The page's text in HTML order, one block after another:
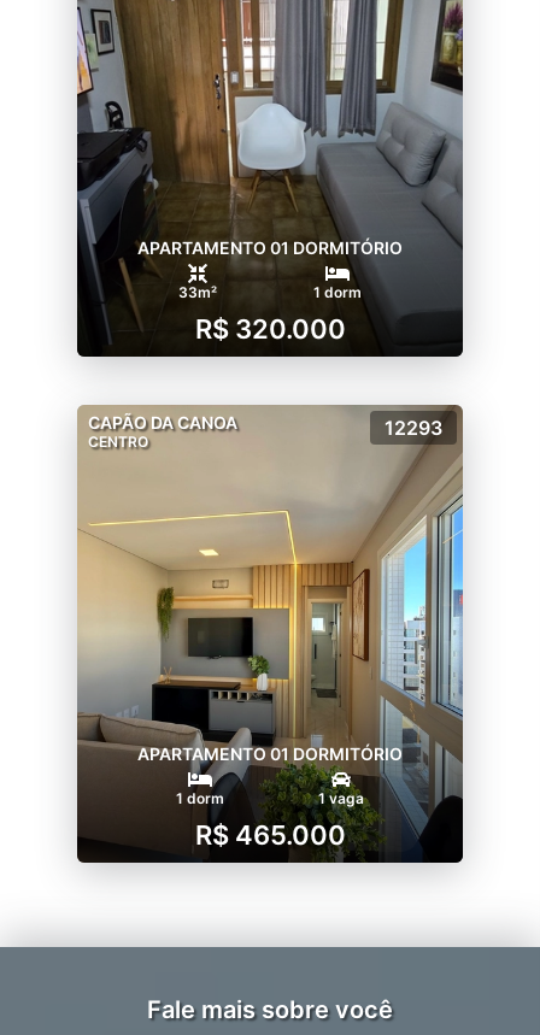
APARTAMENTO 01 DORMITÓRIO
33m² 1 dorm
R$ 320.000
CAPÃO DA CANOA
CENTRO
12293
APARTAMENTO 01 DORMITÓRIO
1 dorm 1 vaga
R$ 465.000
Fale mais sobre você